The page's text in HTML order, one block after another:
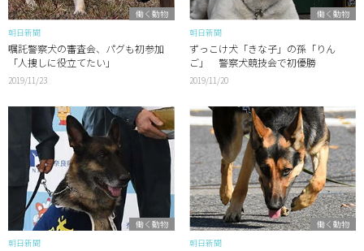
働く動物
朝日新聞
嘱託警察犬の審査会、パグも初参加
「人捜しに役立てたい」
2019/11/23
働く動物
朝日新聞
ずっこけ犬「きな子」の孫「りん
ご」 警察犬競技会で初優勝
2019/11/20
働く動物
朝日新聞
働く動物
朝日新聞